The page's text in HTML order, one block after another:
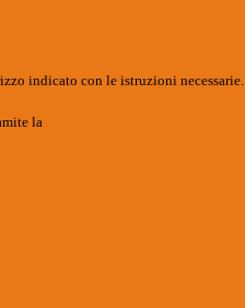
indicato con le istruzioni necessarie.
la